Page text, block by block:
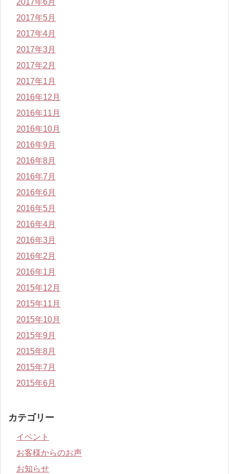
2017年6月
2017年5月
2017年4月
2017年3月
2017年2月
2017年1月
2016年12月
2016年11月
2016年10月
2016年9月
2016年8月
2016年7月
2016年6月
2016年5月
2016年4月
2016年3月
2016年2月
2016年1月
2015年12月
2015年11月
2015年10月
2015年9月
2015年8月
2015年7月
2015年6月
カテゴリー
イベント
お客様からのお声
お知らせ